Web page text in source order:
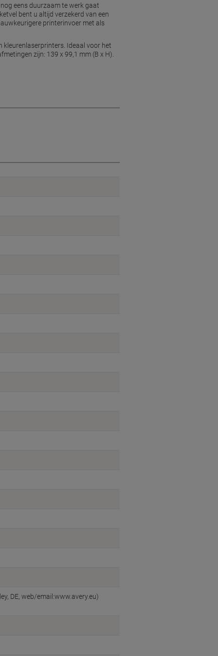
eens duurzaam te werk gaat
bent u altijd verzekerd van een
printerinvoer met als
kleurenlaserprinters. Ideaal voor het
zijn: 139 x 99,1 mm (B x H).
DE, web/email:www.avery.eu)